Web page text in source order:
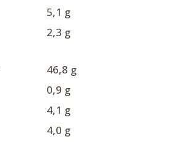
5,1 g
2,3 g
46,8 g
0,9 g
4,1 g
4,0 g